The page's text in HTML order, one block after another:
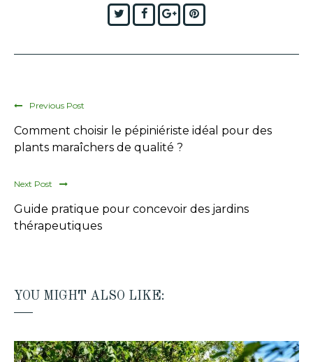
TwitterFacebook
Google+Pinterest
Previous Post
Comment choisir le pépiniériste idéal pour des
plants maraîchers de qualité ?
Next Post
Guide pratique pour concevoir des jardins
thérapeutiques
YOU MIGHT ALSO LIKE: